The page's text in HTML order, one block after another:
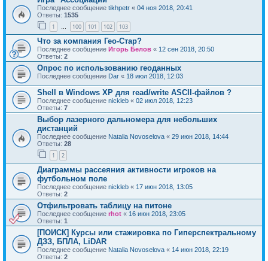
Последнее сообщение tikhpetr « 04 ноя 2018, 20:41
Ответы: 1535
1 … 100 101 102 103
Что за компания Гео-Стар?
Последнее сообщение Игорь Белов « 12 сен 2018, 20:50
Ответы: 2
Опрос по использованию геоданных
Последнее сообщение Dar « 18 июл 2018, 12:03
Shell в Windows XP для read/write ASCII-файлов ?
Последнее сообщение nickleb « 02 июл 2018, 12:23
Ответы: 7
Выбор лазерного дальномера для небольших
дистанций
Последнее сообщение Natalia Novoselova « 29 июн 2018, 14:44
Ответы: 28
1 2
Диаграммы рассеяния активности игроков на
футбольном поле
Последнее сообщение nickleb « 17 июн 2018, 13:05
Ответы: 2
Отфильтровать таблицу на питоне
Последнее сообщение rhot « 16 июн 2018, 23:05
Ответы: 1
[ПОИСК] Курсы или стажировка по Гиперспектральному
ДЗЗ, БПЛА, LiDAR
Последнее сообщение Natalia Novoselova « 14 июн 2018, 22:19
Ответы: 2